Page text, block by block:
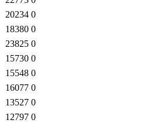
20234 0
18380 0
23825 0
15730 0
15548 0
16077 0
13527 0
12797 0